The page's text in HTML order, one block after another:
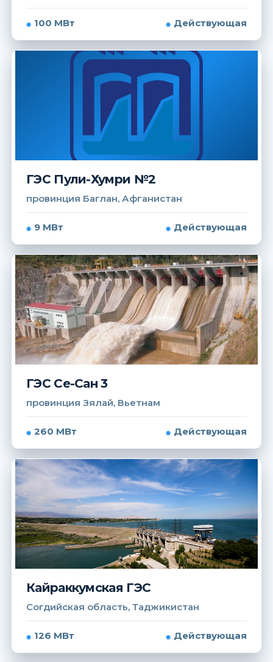
100 МВт Действующая
ГЭС Пули-Хумри №2
провинция Баглан, Афганистан
9 МВт Действующая
ГЭС Се-Сан 3
провинция Зялай, Вьетнам
260 МВт Действующая
Кайраккумская ГЭС
Согдийская область, Таджикистан
126 МВт Действующая